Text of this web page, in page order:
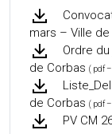
mars – Ville
Ordre
de Corbas ( pdf
de Corbas ( pdf
PV CM